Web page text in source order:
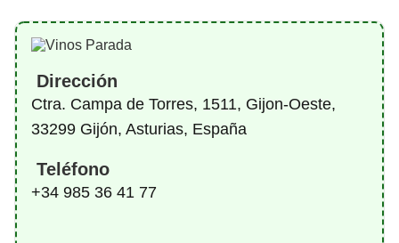
Dirección
Ctra. Campa de Torres, 1511, Gijon-Oeste,
33299 Gijón, Asturias, España
Teléfono
+34 985 36 41 77